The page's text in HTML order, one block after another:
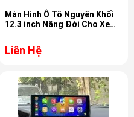
Màn Hình Ô Tô Nguyên Khối
12.3 inch Nâng Đời Cho Xe
Liên Hệ